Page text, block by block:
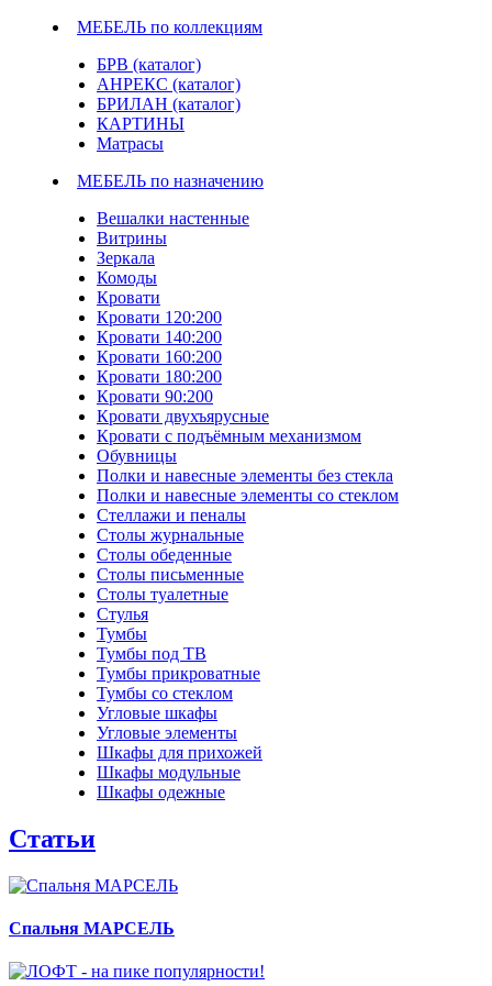
МЕБЕЛЬ по коллекциям
БРВ (каталог)
АНРЕКС (каталог)
БРИЛАН (каталог)
КАРТИНЫ
Матрасы
МЕБЕЛЬ по назначению
Вешалки настенные
Витрины
Зеркала
Комоды
Кровати
Кровати 120:200
Кровати 140:200
Кровати 160:200
Кровати 180:200
Кровати 90:200
Кровати двухъярусные
Кровати с подъёмным механизмом
Обувницы
Полки и навесные элементы без стекла
Полки и навесные элементы со стеклом
Стеллажи и пеналы
Столы журнальные
Столы обеденные
Столы письменные
Столы туалетные
Стулья
Тумбы
Тумбы под ТВ
Тумбы прикроватные
Тумбы со стеклом
Угловые шкафы
Угловые элементы
Шкафы для прихожей
Шкафы модульные
Шкафы одежные
Статьи
Спальня МАРСЕЛЬ